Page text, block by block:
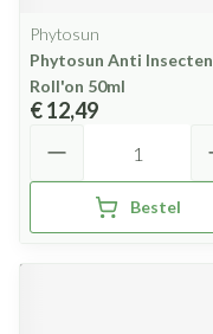
Phytosun
Phytosun Anti Insecten
Roll'on 50ml
€ 12,49
Bestel